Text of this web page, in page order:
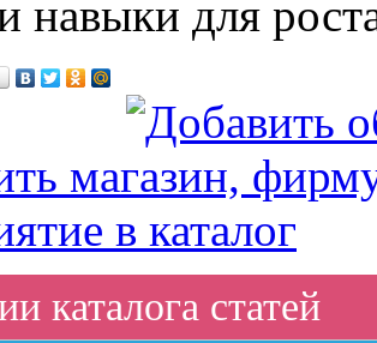
навыки для
каталога статей